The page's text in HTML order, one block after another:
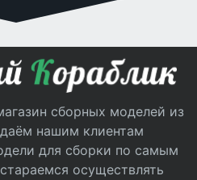
сборных моделей из
нашим клиентам
для сборки по самым
осуществлять